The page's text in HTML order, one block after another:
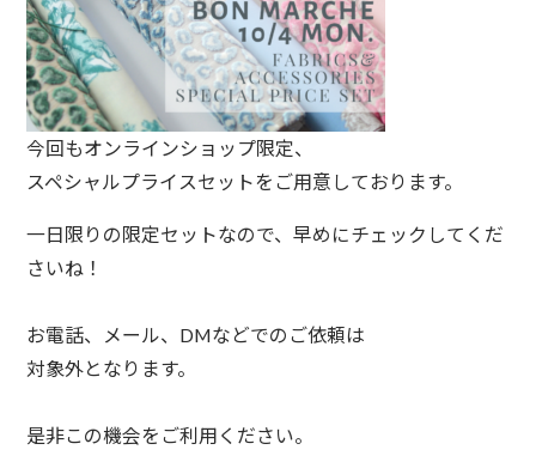
今回もオンラインショップ限定、⁠
スペシャルプライスセットをご用意しております。⁠
一日限りの限定セットなので、早めにチェックしてくだ
さいね！
⁠お電話、メール、DMなどでのご依頼は⁠
対象外となります。⁠
是非この機会をご利用ください。⁠